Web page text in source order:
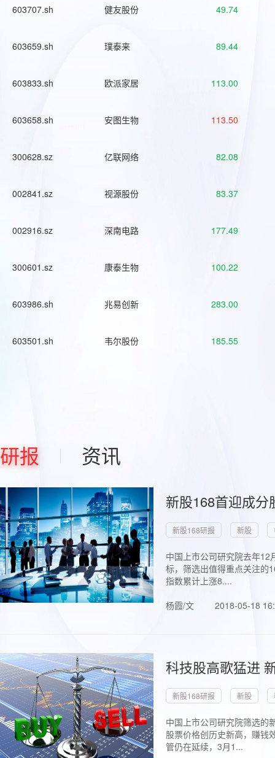
603707.sh 健友股份 49.74
603659.sh 璞泰来 89.44
603833.sh 欧派家居 113.00
603658.sh 安图生物 113.50
300628.sz 亿联网络 82.08
002841.sz 视源股份 83.37
002916.sz 深南电路 177.49
300601.sz 康泰生物 100.22
603986.sh 兆易创新 283.00
603501.sh 韦尔股份 185.55
研报 资讯
新股168首迎成
新股168研报 新股
中国上市公司研究院去年
标，筛选出值得重点关注的
指数累计上涨8....
杨霞/文
2018-05-18
科技股高歌猛进
新股168研报 新股
中国上市公司研究院筛选的
股票价格创历史新高，赚钱
管仍在延续，3月1...